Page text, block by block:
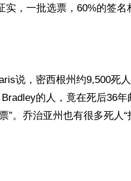
，一批选票，60%的签名
说，密西根州约9,500死
的人，竟在死后36
。乔治亚州也有很多死人“